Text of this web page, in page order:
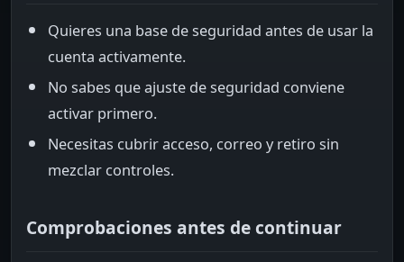
Quieres una base de seguridad antes de usar la
cuenta activamente.
No sabes que ajuste de seguridad conviene
activar primero.
Necesitas cubrir acceso, correo y retiro sin
mezclar controles.
Comprobaciones antes de continuar